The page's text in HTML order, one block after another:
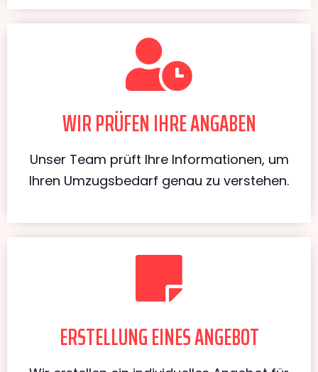
WIR PRÜFEN IHRE ANGABEN
Unser Team prüft Ihre Informationen, um
Ihren Umzugsbedarf genau zu verstehen.
ERSTELLUNG EINES ANGEBOT